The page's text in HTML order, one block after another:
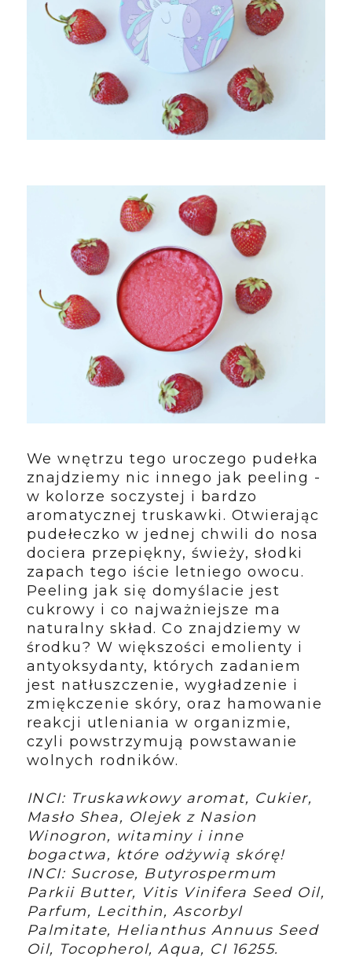
We wnętrzu tego uroczego pudełka
znajdziemy nic innego jak peeling -
w kolorze soczystej i bardzo
aromatycznej truskawki. Otwierając
pudełeczko w jednej chwili do nosa
dociera przepiękny, świeży, słodki
zapach tego iście letniego owocu.
Peeling jak się domyślacie jest
cukrowy i co najważniejsze ma
naturalny skład. Co znajdziemy w
środku? W większości emolienty i
antyoksydanty, których zadaniem
jest natłuszczenie, wygładzenie i
zmiękczenie skóry, oraz hamowanie
reakcji utleniania w organizmie,
czyli powstrzymują powstawanie
wolnych rodników.
INCI: Truskawkowy aromat, Cukier,
Masło Shea, Olejek z Nasion
Winogron, witaminy i inne
bogactwa, które odżywią skórę!
INCI: Sucrose, Butyrospermum
Parkii Butter, Vitis Vinifera Seed Oil,
Parfum, Lecithin, Ascorbyl
Palmitate, Helianthus Annuus Seed
Oil, Tocopherol, Aqua, CI 16255.